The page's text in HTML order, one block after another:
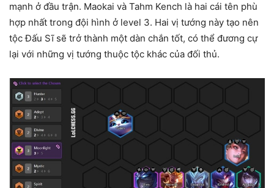
mạnh ở đầu trận. Maokai và Tahm Kench là hai cái tên phù
hợp nhất trong đội hình ở level 3. Hai vị tướng này tạo nên
tộc Đấu Sĩ sẽ trở thành một dàn chắn tốt, có thể đương cự
lại với những vị tướng thuộc tộc khác của đối thủ.